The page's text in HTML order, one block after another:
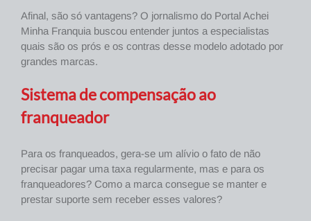
Afinal, são só vantagens? O jornalismo do Portal Achei
Minha Franquia buscou entender juntos a especialistas
quais são os prós e os contras desse modelo adotado por
grandes marcas.
Sistema de compensação ao
franqueador
Para os franqueados, gera-se um alívio o fato de não
precisar pagar uma taxa regularmente, mas e para os
franqueadores? Como a marca consegue se manter e
prestar suporte sem receber esses valores?